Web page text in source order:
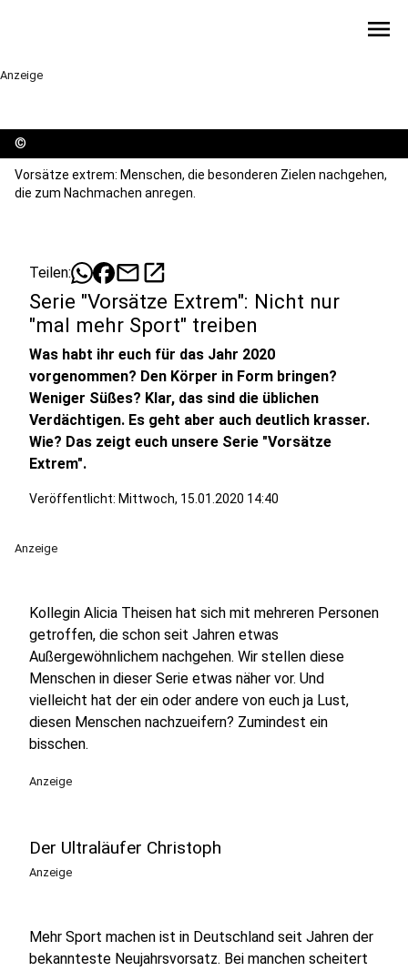
menu
Anzeige
©
Vorsätze extrem: Menschen, die besonderen Zielen nachgehen,
die zum Nachmachen anregen.
Teilen: mailopen_in_new
Serie "Vorsätze Extrem": Nicht nur
"mal mehr Sport" treiben
Was habt ihr euch für das Jahr 2020
vorgenommen? Den Körper in Form bringen?
Weniger Süßes? Klar, das sind die üblichen
Verdächtigen. Es geht aber auch deutlich krasser.
Wie? Das zeigt euch unsere Serie "Vorsätze
Extrem".
Veröffentlicht: Mittwoch, 15.01.2020 14:40
Anzeige
Kollegin Alicia Theisen hat sich mit mehreren Personen
getroffen, die schon seit Jahren etwas
Außergewöhnlichem nachgehen. Wir stellen diese
Menschen in dieser Serie etwas näher vor. Und
vielleicht hat der ein oder andere von euch ja Lust,
diesen Menschen nachzueifern? Zumindest ein
bisschen.
Anzeige
Der Ultraläufer Christoph
Anzeige
Mehr Sport machen ist in Deutschland seit Jahren der
bekannteste Neujahrsvorsatz. Bei manchen scheitert